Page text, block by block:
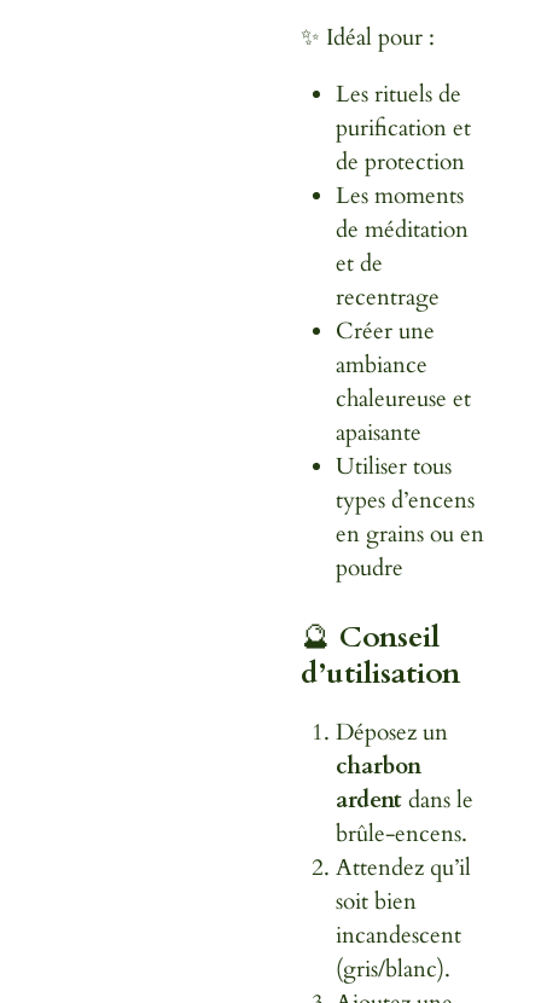
✨ Idéal pour :
Les rituels de
purification et
de protection
Les moments
de méditation
et de
recentrage
Créer une
ambiance
chaleureuse et
apaisante
Utiliser tous
types d’encens
en grains ou en
poudre
🔮 Conseil
d’utilisation
Déposez un
charbon
ardentdans le
brûle-encens.
Attendez qu’il
soit bien
incandescent
(gris/blanc).